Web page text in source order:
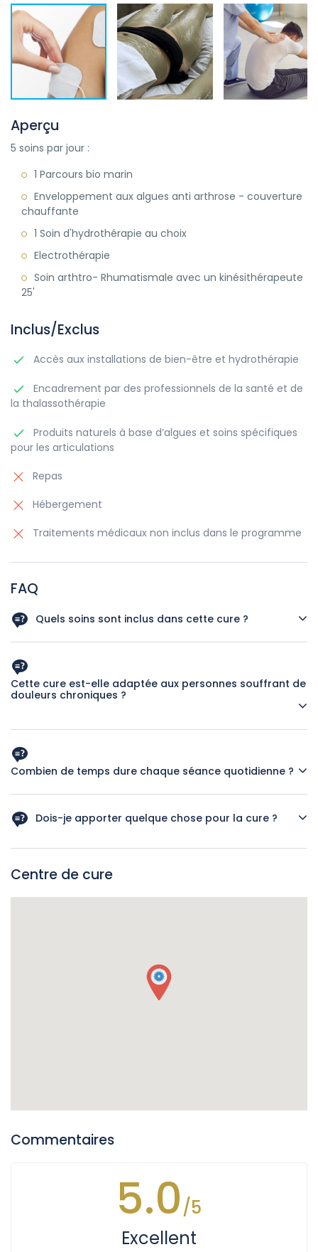
Aperçu
5 soins par jour :
1 Parcours bio marin
Enveloppement aux algues anti arthrose - couverture
chauffante
1 Soin d'hydrothérapie au choix
Electrothérapie
Soin arthtro- Rhumatismale avec un kinésithérapeute
25'
Inclus/Exclus
Accès aux installations de bien-être et hydrothérapie
Encadrement par des professionnels de la santé et de
la thalassothérapie
Produits naturels à base d’algues et soins spécifiques
pour les articulations
Repas
Hébergement
Traitements médicaux non inclus dans le programme
FAQ
Quels soins sont inclus dans cette cure ?
marin, un enveloppement aux algues anti-arthrose avec
couverture chauffante, un soin d’hydrothérapie au choix,
une séance d’électrothérapie et un soin arthro-
Cette cure est-elle adaptée aux personnes souffrant de
douleurs chroniques ?
ou de douleurs rhumatismales cherchant un soulagement
durable.
Combien de temps dure chaque séance quotidienne ?
Dois-je apporter quelque chose pour la cure ?
Dois-je apporter quelque chose pour la cure ?
Centre de cure
Commentaires
5.0/5
Excellent